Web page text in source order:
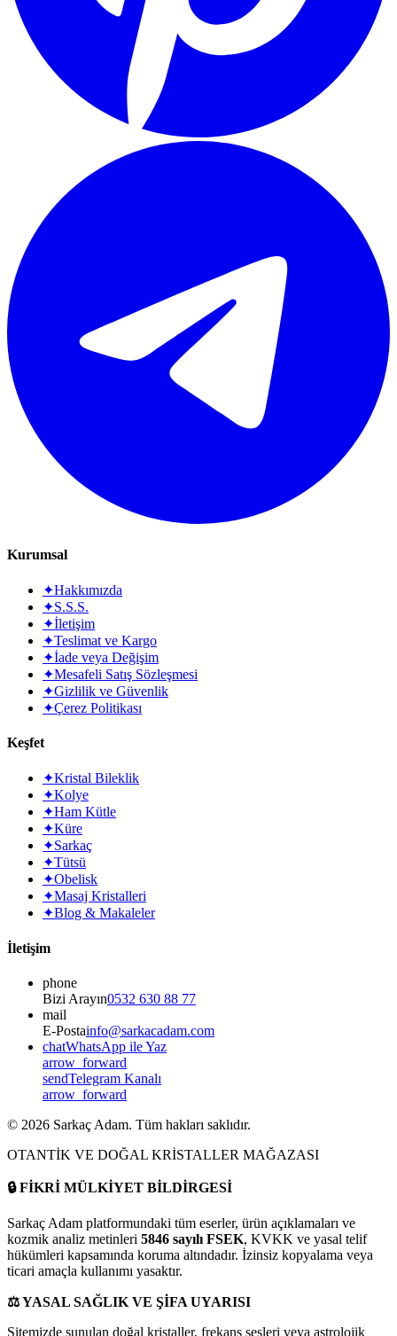
Kurumsal
✦Hakkımızda
✦S.S.S.
✦İletişim
✦Teslimat ve Kargo
✦İade veya Değişim
✦Mesafeli Satış Sözleşmesi
✦Gizlilik ve Güvenlik
✦Çerez Politikası
Keşfet
✦Kristal Bileklik
✦Kolye
✦Ham Kütle
✦Küre
✦Sarkaç
✦Tütsü
✦Obelisk
✦Masaj Kristalleri
✦Blog & Makaleler
İletişim
phone
Bizi Arayın0532 630 88 77
mail
E-Postainfo@sarkacadam.com
chatWhatsApp ile Yaz
arrow_forward
sendTelegram Kanalı
arrow_forward
© 2026 Sarkaç Adam. Tüm hakları saklıdır.
OTANTİK VE DOĞAL KRİSTALLER MAĞAZASI
🔒FİKRİ MÜLKİYET BİLDİRGESİ
Sarkaç Adam platformundaki tüm eserler, ürün açıklamaları ve
kozmik analiz metinleri 5846 sayılı FSEK, KVKK ve yasal telif
hükümleri kapsamında koruma altındadır. İzinsiz kopyalama veya
ticari amaçla kullanımı yasaktır.
⚖️YASAL SAĞLIK VE ŞİFA UYARISI
Sitemizde sunulan doğal kristaller, frekans sesleri veya astrolojik